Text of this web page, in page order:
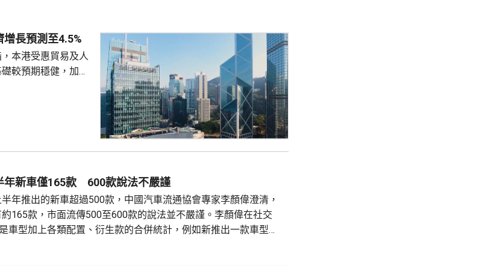
長預測至4.5%
本港受惠貿易及人
較預期穩健，加上
，本港上半年經濟
香港經濟在未來一
...
年新車僅165款 600款說法不嚴謹
年推出的新車超過500款，中國汽車流通協會專家李顏偉澄清，
165款，市面流傳500至600款的說法並不嚴謹。李顏偉在社交
車型加上各類配置、衍生款的合併統計，例如新推出一款車型有
，3個款型，如果上半年165款車型加上不同配置，或許能有